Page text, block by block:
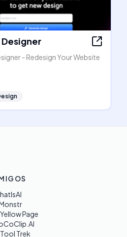
Designer
- Redesign Your Website
Page
Trek